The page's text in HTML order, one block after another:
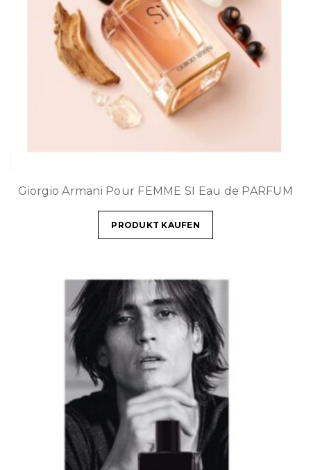
Giorgio Armani Pour FEMME SI Eau de PARFUM
PRODUKT KAUFEN